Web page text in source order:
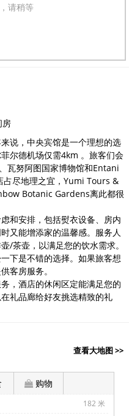
请稍等
房
说，中央宾馆是一个理想的选
尔德机场仅需4km 。旅客们会
努阿图国家博物馆和Entani
尽地理之宜，Yumi Tours &
Botanic Gardens离此都很
和安排，包括熨衣设备、房内
又能增添家的温馨感。服务人
/茶壶，以满足您的饮水需求。
下是不错的选择。如果旅客想
客房服务。
，酒店的休闲区定能满足您的
礼品廊给好友挑选精致的礼
查看大地图 >>
购物
182 米